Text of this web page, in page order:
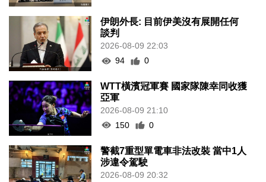
伊朗外長: 目前伊美沒有展開任何
談判
2026-08-09 22:03
94
0
WTT橫濱冠軍賽 國家隊陳幸同收獲
亞軍
2026-08-09 21:10
150
0
警截7重型單電車非法改裝 當中1人
涉違令駕駛
2026-08-09 20:32